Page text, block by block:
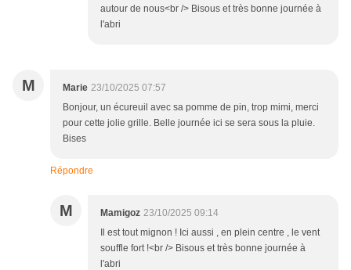
autour de nous<br /> Bisous et très bonne journée à
l'abri
M Marie 23/10/2025 07:57
Bonjour, un écureuil avec sa pomme de pin, trop mimi, merci
pour cette jolie grille. Belle journée ici se sera sous la pluie.
Bises
Répondre
M Mamigoz 23/10/2025 09:14
Il est tout mignon ! Ici aussi , en plein centre , le vent
souffle fort !<br /> Bisous et très bonne journée à
l'abri